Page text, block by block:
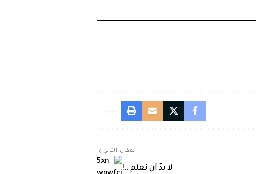
المقال التالي
لا بدّ أن نعلم ..!